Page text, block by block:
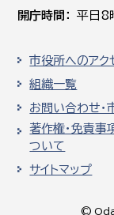
開庁時間
平日8
市役所へのアク
組織一覧
お問い合わせ・
著作権・免責事
ついて
サイトマップ
©